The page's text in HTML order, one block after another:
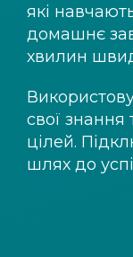
які
домашнє
хвилин
свої знання
цілей.
шлях до